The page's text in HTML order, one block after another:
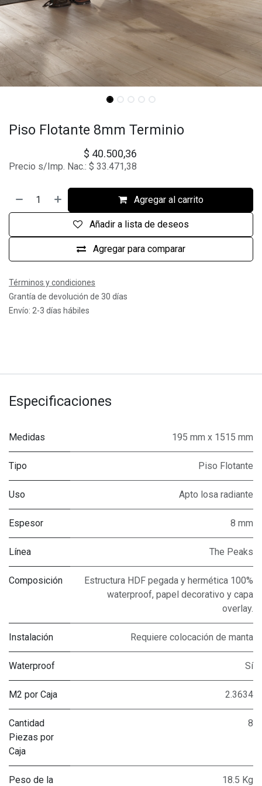
Piso Flotante 8mm Terminio
$ 40.500,36
Precio s/Imp. Nac.: $ 33.471,38
Agregar al carrito
Agregar para comparar
Añadir a lista de deseos
Términos y condiciones
Grantía de devolución de 30 días
Envío: 2-3 días hábiles
Especificaciones
Medidas 195 mm x 1515 mm
Tipo Piso Flotante
Uso Apto losa radiante
Espesor 8 mm
Línea The Peaks
Composición
Estructura HDF pegada y hermética 100%
waterproof, papel decorativo y capa
overlay.
Instalación Requiere colocación de manta
Waterproof Sí
M2 por Caja 2.3634
Cantidad
Piezas por
Caja
8
Peso de la 18.5 Kg